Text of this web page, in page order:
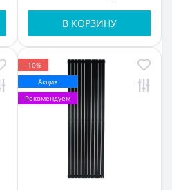
В КОРЗИНУ
-10%
Акция
Рекомендуем